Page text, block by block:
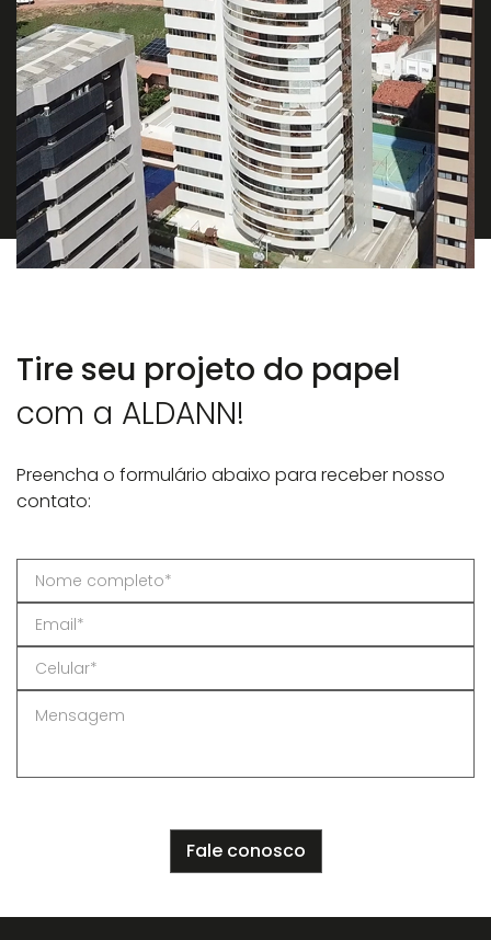
Tire seu projeto do papel
com a ALDANN!
Preencha o formulário abaixo para receber nosso
contato: